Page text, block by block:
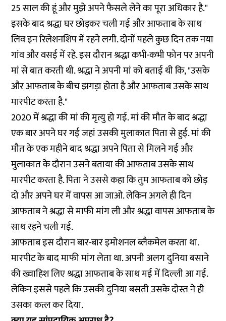
25 साल की हूं और मुझे अपने फैसले लेने का पूरा अधिकार है."
इसके बाद श्रद्धा घर छोड़कर चली गई और आफताब के साथ
लिव इन रिलेशनशिप में रहने लगी. दोनों पहले कुछ दिन तक नया
गांव और वसई में रहे. इस दौरान श्रद्धा कभी-कभी फोन पर अपनी
मां से बात करती थी. श्रद्धा ने अपनी मां को बताई थी कि, "उसके
और आफताब के बीच झगड़ा होता है और आफताब उसके साथ
मारपीट करता है."
2020 में श्रद्धा की मां की मृत्यु हो गई. मां की मौत के बाद श्रद्धा
एक बार अपने घर गई जहां उसकी मुलाकात पिता से हुई. मां की
मौत के एक महीने बाद श्रद्धा अपने पिता से मिलने गई और
मुलाकात के दौरान उसने बताया की आफताब उसके साथ
मारपीट करता है. पिता ने उससे कहा कि तुम आफताब को छोड़
दो और अपने घर में वापस आ जाओ. लेकिन अगले ही दिन
आफताब ने श्रद्धा से माफी मांग ली और श्रद्धा वापस आफताब के
साथ रहने चली गई.
आफताब इस दौरान बार-बार इमोशनल ब्लैकमेल करता था.
मारपीट के बाद माफी मांग लेता था. अपनी अलग दुनिया बसाने
की ख्वाहिश लिए श्रद्धा आफताब के साथ मई में दिल्ली आ गई.
लेकिन इससे पहले कि उसकी दुनिया बसती उसके दोस्त ने ही
उसका कत्ल कर दिया.